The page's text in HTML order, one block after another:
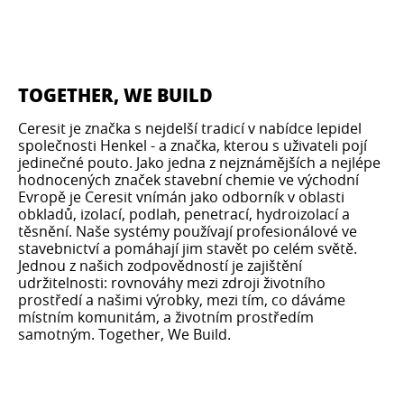
TOGETHER, WE BUILD​
Ceresit je značka s nejdelší tradicí v nabídce lepidel
společnosti Henkel - a značka, kterou s uživateli pojí
jedinečné pouto. Jako jedna z nejznámějších a nejlépe
hodnocených značek stavební chemie ve východní
Evropě je Ceresit vnímán jako odborník v oblasti
obkladů, izolací, podlah, penetrací, hydroizolací a
těsnění. Naše systémy používají profesionálové ve
stavebnictví a pomáhají jim stavět po celém světě.
Jednou z našich zodpovědností je zajištění
udržitelnosti: rovnováhy mezi zdroji životního
prostředí a našimi výrobky, mezi tím, co dáváme
místním komunitám, a životním prostředím
samotným. Together, We Build​.